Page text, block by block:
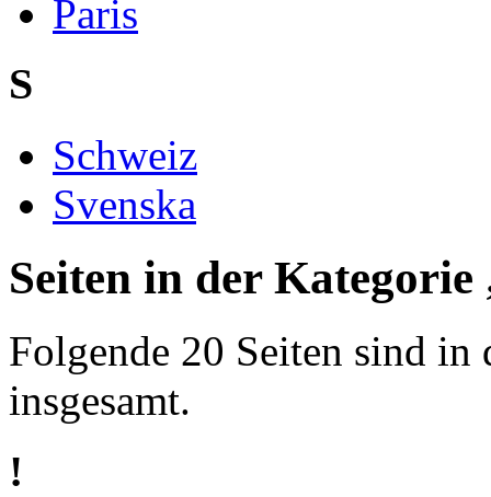
Paris
S
Schweiz
Svenska
Seiten in der
Folgende 20 Seiten sind
insgesamt.
!